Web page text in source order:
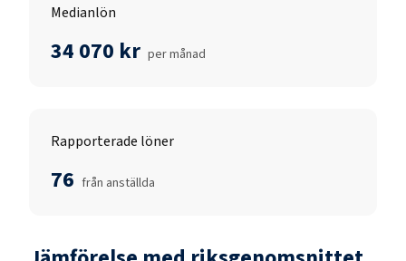
Medianlön
34 070 kr per månad
Rapporterade löner
76 från anställda